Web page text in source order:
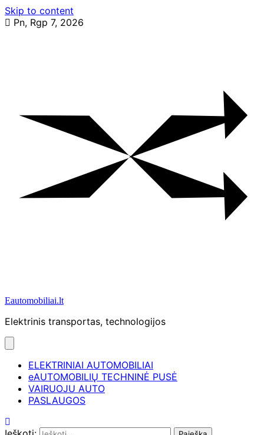
Skip to content
Pn, Rgp 7, 2026
Eautomobiliai.lt
Elektrinis transportas, technologijos
ELEKTRINIAI AUTOMOBILIAI
eAUTOMOBILIŲ TECHNINĖ PUSĖ
VAIRUOJU AUTO
PASLAUGOS